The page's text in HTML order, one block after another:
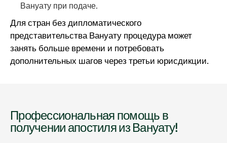
Вануату при подаче.
Для стран без дипломатического
представительства Вануату процедура может
занять больше времени и потребовать
дополнительных шагов через третьи юрисдикции.
Профессиональная помощь в
получении апостиля из Вануату!